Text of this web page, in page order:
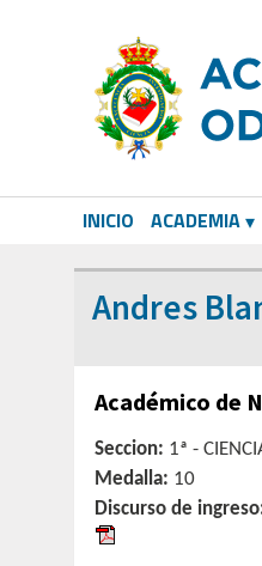
INICIO ACADEMIA
Andres
Académico de
Seccion: 1ª -
Medalla: 10
Discurso de